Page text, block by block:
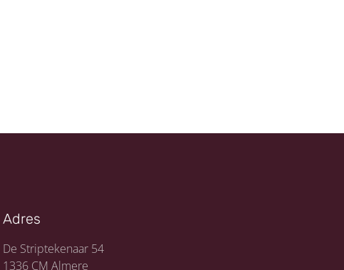
Adres
De Striptekenaar 54
1336 CM Almere